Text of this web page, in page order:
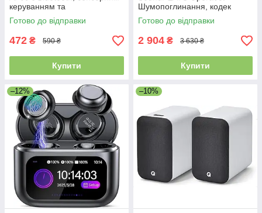
керуванням та
шумопоглинанням
Готово до відправки
472 ₴ 590 ₴
Купити
Шумопоглинання, кодек
LDAC, швидка зарядка.
Уцінка
Готово до відправки
2 904 ₴ 3 630 ₴
Купити
–12% –10%